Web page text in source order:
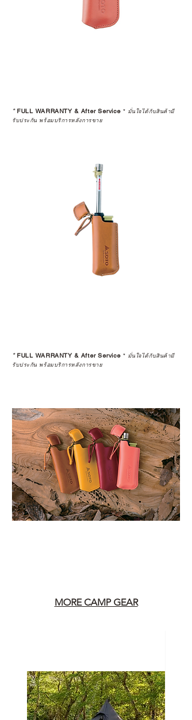
*FULL WARRANTY & After Service * มั่นใจได้กับสินค้ามี
รับประกัน พร้อมบริการหลังการขาย
*FULL WARRANTY & After Service * มั่นใจได้กับสินค้ามี
รับประกัน พร้อมบริการหลังการขาย
MORE CAMP GEAR